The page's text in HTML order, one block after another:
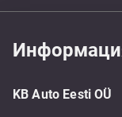
KB Auto Eesti OÜ